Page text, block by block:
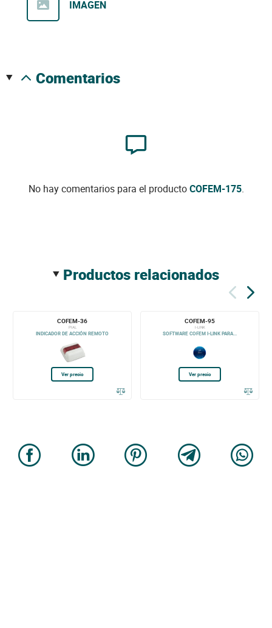
IMAGEN
comentarios
No hay comentarios para el productoCOFEM-175.
productos relacionados
COFEM-36
PIAL
INDICADOR DE ACCIÓN REMOTO
Ver precio
COFEM-95
I-LINK
SOFTWARE COFEM I-LINK PARA...
Ver precio